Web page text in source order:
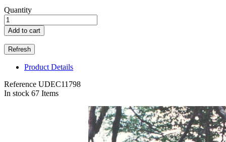
Quantity
Add to cart
Product Details
Reference UDEC11798
In stock 67 Items